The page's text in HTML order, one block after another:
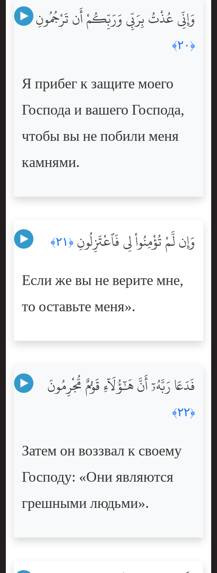
وَإِنِّى عُذْتُ بِرَبِّى وَرَبِّكُمْ أَن تَرْجُمُونِ
﴿٢٠﴾
Я прибег к защите моего
Господа и вашего Господа,
чтобы вы не побили меня
камнями.
وَإِن لَّمْ تُؤْمِنُواْ لِى فَٱعْتَزِلُونِ ﴿٢١﴾
Если же вы не верите мне,
то оставьте меня».
فَدَعَا رَبَّهُۥٓ أَنَّ هَٰٓؤُلَآءِ قَوْمٌۭ مُّجْرِمُونَ
﴿٢٢﴾
Затем он воззвал к своему
Господу: «Они являются
грешными людьми».